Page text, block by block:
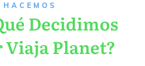
Decidimos
Viaja Planet?